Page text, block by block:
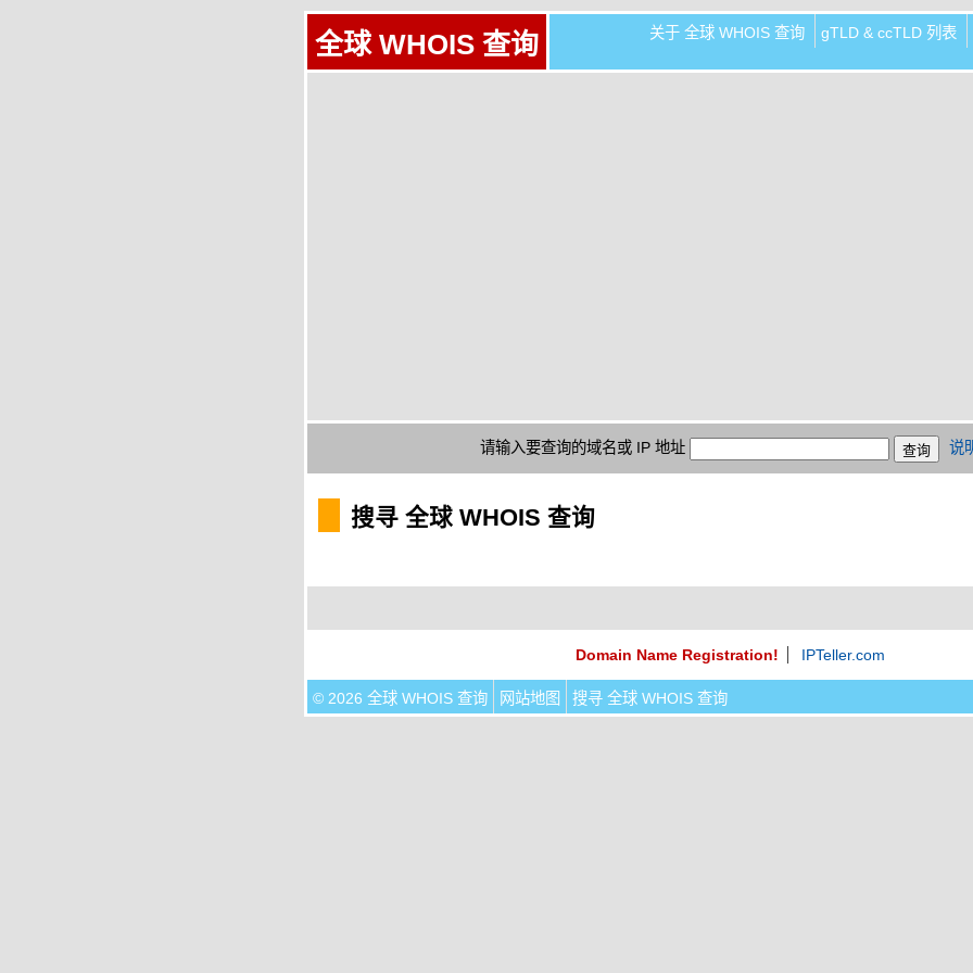
全球 WHOIS 查询 关于 全球 WHOIS 查询 gTLD & ccTLD 列表
请输入要查询的域名或 IP 地址 说
搜寻 全球 WHOIS 查询
Domain Name Registration! IPTeller.com
© 2026 全球 WHOIS 查询 网站地图 搜寻 全球 WHOIS 查询